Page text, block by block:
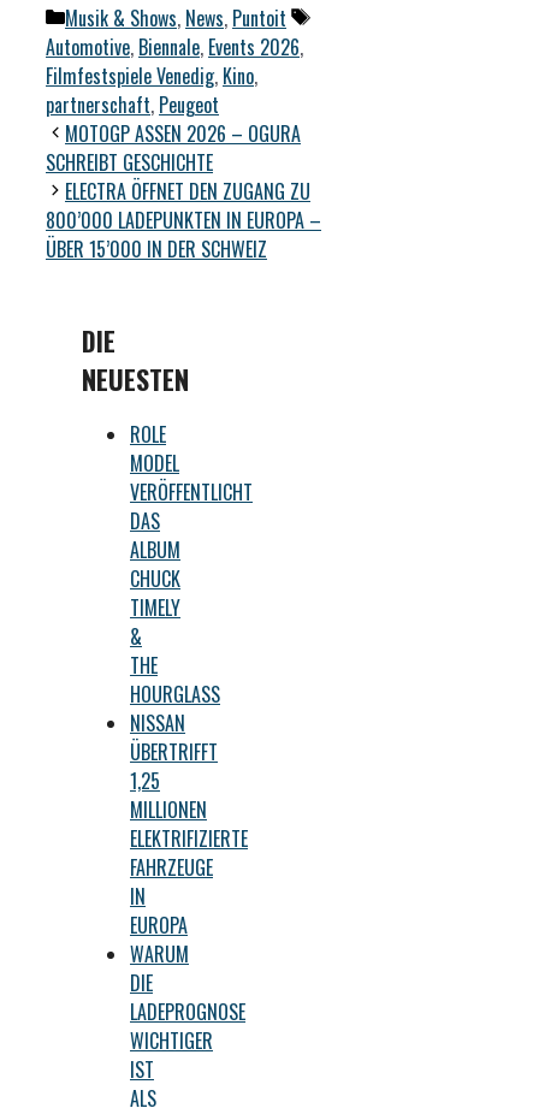
Kategorien
Musik & Shows, News, Puntoit
Schlagwörter
Automotive, Biennale, Events 2026,
Filmfestspiele Venedig, Kino,
partnerschaft, Peugeot
MOTOGP ASSEN 2026 – OGURA
SCHREIBT GESCHICHTE
ELECTRA ÖFFNET DEN ZUGANG ZU
800’000 LADEPUNKTEN IN EUROPA –
ÜBER 15’000 IN DER SCHWEIZ
DIE
NEUESTEN
ROLE
MODEL
VERÖFFENTLICHT
DAS
ALBUM
CHUCK
TIMELY
&
THE
HOURGLASS
NISSAN
ÜBERTRIFFT
1,25
MILLIONEN
ELEKTRIFIZIERTE
FAHRZEUGE
IN
EUROPA
WARUM
DIE
LADEPROGNOSE
WICHTIGER
IST
ALS